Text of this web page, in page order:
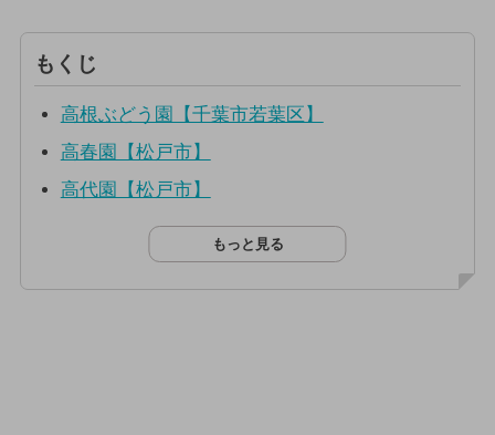
もくじ
高根ぶどう園【千葉市若葉区】
高春園【松戸市】
高代園【松戸市】
もっと見る